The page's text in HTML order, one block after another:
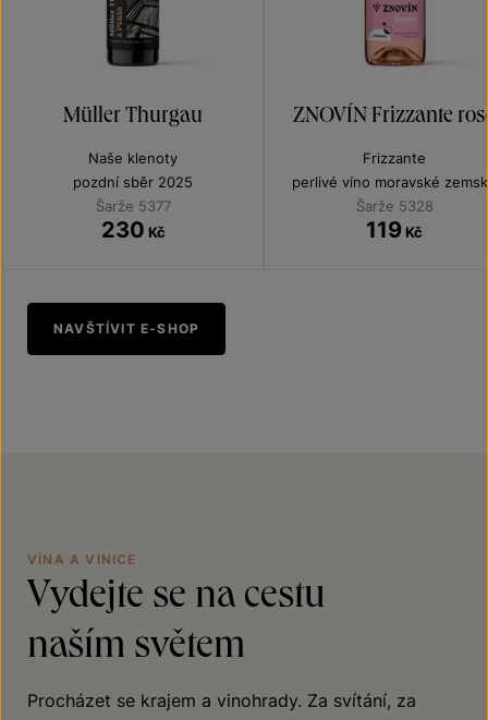
Müller Thurgau
Naše klenoty
pozdní sběr 2025
Šarže 5377
230 Kč
ZNOVÍN Frizzante
Frizzante
perlivé víno moravské
2025
Šarže 5328
119 Kč
NAVŠTÍVIT E-SHOP
VÍNA A VINICE
Vydejte se na cestu
naším světem
Procházet se krajem a vinohrady. Za svítání, za